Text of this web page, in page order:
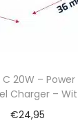
C 20W –
Charger – Wit
€24,95